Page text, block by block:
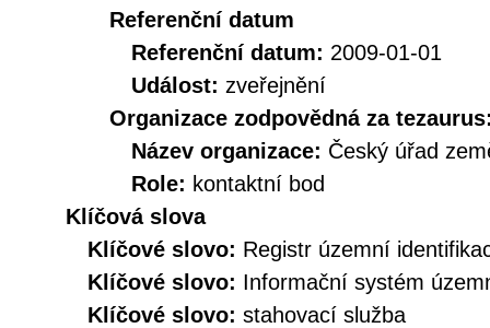
Referenční datum
Referenční datum: 2009-01-01
Událost: zveřejnění
Organizace zodpovědná za
Název organizace: Český úřad
Role: kontaktní bod
Klíčová slova
Klíčové slovo: Registr územní
Klíčové slovo: Informační systém
Klíčové slovo: stahovací služba